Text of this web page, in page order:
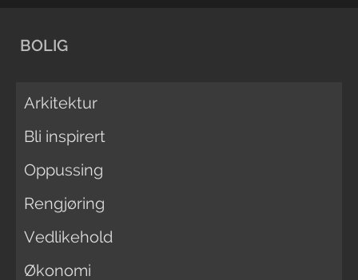
BOLIG
Arkitektur
Bli inspirert
Oppussing
Rengjøring
Vedlikehold
Økonomi